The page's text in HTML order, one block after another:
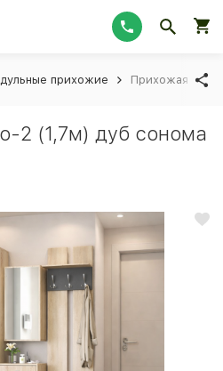
прихожие Прихожая
2 (1,7м) дуб сонома